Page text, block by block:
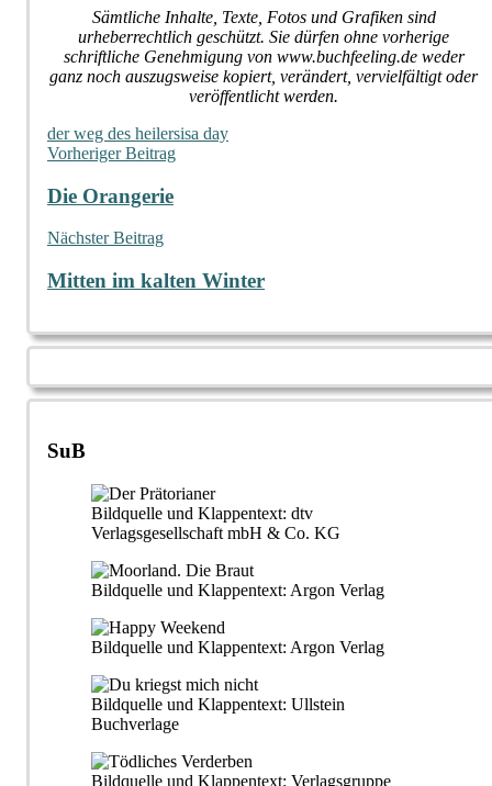
Sämtliche Inhalte, Texte, Fotos und Grafiken sind
urheberrechtlich geschützt. Sie dürfen ohne vorherige
schriftliche Genehmigung von www.buchfeeling.de weder
ganz noch auszugsweise kopiert, verändert, vervielfältigt oder
veröffentlicht werden.
der weg des heilersisa day
Beitragsnavigation
Vorheriger Beitrag
Die Orangerie
Nächster Beitrag
Mitten im kalten Winter
SuB
Bildquelle und Klappentext: dtv
Verlagsgesellschaft mbH & Co. KG
Bildquelle und Klappentext: Argon Verlag
Bildquelle und Klappentext: Argon Verlag
Bildquelle und Klappentext: Ullstein
Buchverlage
Bildquelle und Klappentext: Verlagsgruppe